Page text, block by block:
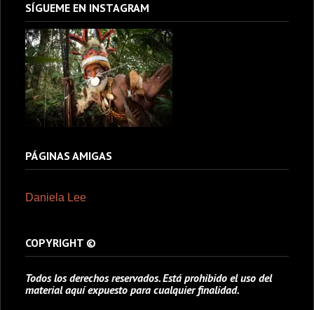
SÍGUEME EN INSTAGRAM
PÁGINAS AMIGAS
Daniela Lee
COPYRIGHT ©
Todos los derechos reservados. Está prohibido el uso del
material aquí expuesto para cualquier finalidad.